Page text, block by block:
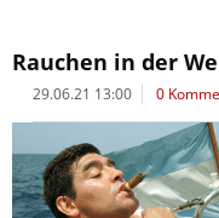
Rauchen in der
29.06.21 13:00 0